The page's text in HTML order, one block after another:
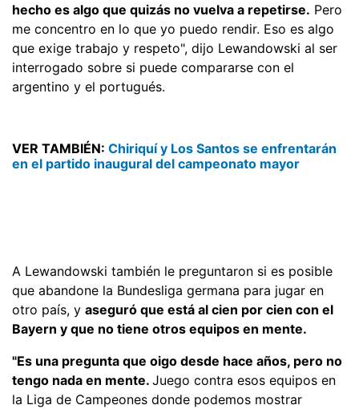
hecho es algo que quizás no vuelva a repetirse. Pero
me concentro en lo que yo puedo rendir. Eso es algo
que exige trabajo y respeto", dijo Lewandowski al ser
interrogado sobre si puede compararse con el
argentino y el portugués.
VER TAMBIÉN: Chiriquí y Los Santos se enfrentarán
en el partido inaugural del campeonato mayor
A Lewandowski también le preguntaron si es posible
que abandone la Bundesliga germana para jugar en
otro país, y aseguró que está al cien por cien con el
Bayern y que no tiene otros equipos en mente.
"Es una pregunta que oigo desde hace años, pero no
tengo nada en mente. Juego contra esos equipos en
la Liga de Campeones donde podemos mostrar